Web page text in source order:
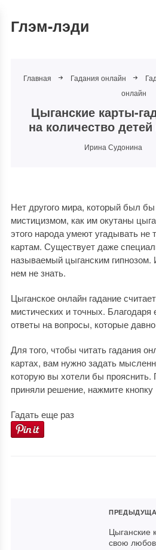
Глэм-лэди
Главная Гадания онлайн
онлайн
Цыганские карты-
на количество
Ирина Судонина
Нет другого мира, который был бы
мистицизмом, как им окутаны
этого народа умеют угадывать не
картам. Существует даже
называемый цыганским
нем не знать.
Цыганское онлайн гадание
мистических и точных.
ответы на вопросы, которые
Для того, чтобы читать гадания
картах, вам нужно задать
которую вы хотели бы прояснить.
приняли решение, нажмите кнопку
Гадать еще раз
Цыганские
свою